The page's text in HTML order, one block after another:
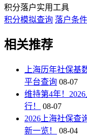
积分落户实用工具
积分模拟查询 落户条
相关推荐
上海历年社保基
平台查询 08-07
维持第4年！
行！
08-07
2026上海社保查
新一览！
08-04